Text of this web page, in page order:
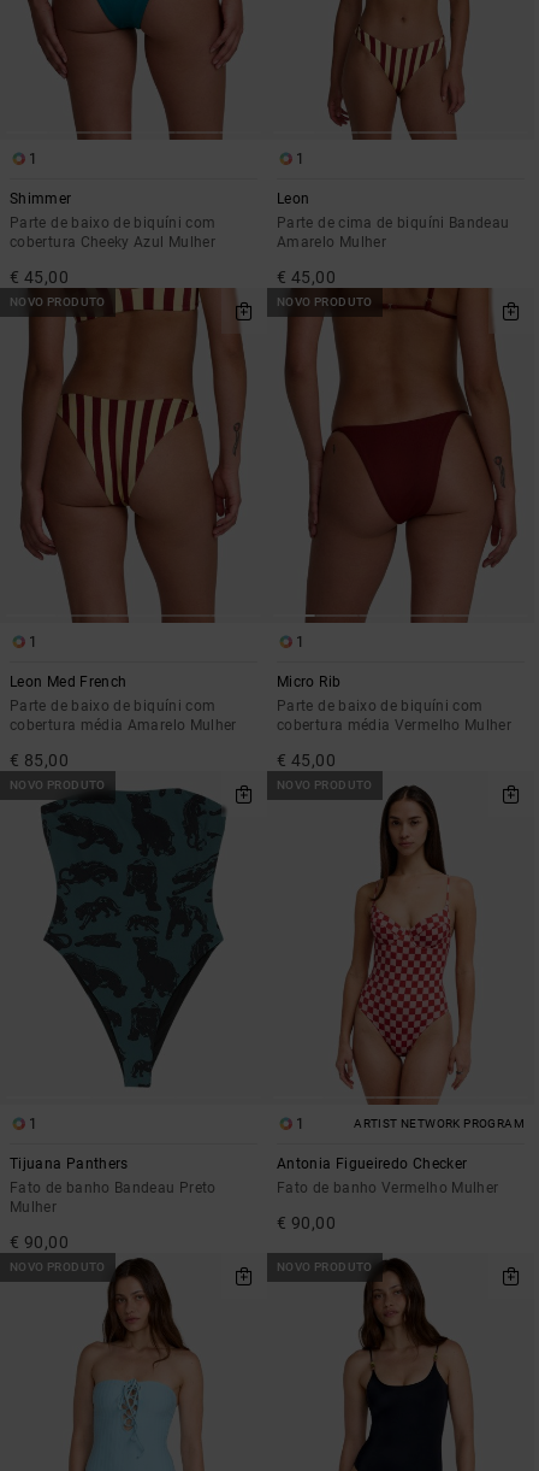
1
Shimmer
Parte de baixo de biquíni com
cobertura Cheeky Azul Mulher
€ 45,00
1
Leon
Parte de cima de biquíni Bandeau
Amarelo Mulher
€ 45,00
NOVO PRODUTO
1
Leon Med French
Parte de baixo de biquíni com
cobertura média Amarelo Mulher
€ 85,00
NOVO PRODUTO
1
Micro Rib
Parte de baixo de biquíni com
cobertura média Vermelho Mulher
€ 45,00
NOVO PRODUTO
1
Tijuana Panthers
Fato de banho Bandeau Preto
Mulher
€ 90,00
NOVO PRODUTO
1 ARTIST NETWORK PROGRAM
Antonia Figueiredo Checker
Fato de banho Vermelho Mulher
€ 90,00
NOVO PRODUTO NOVO PRODUTO